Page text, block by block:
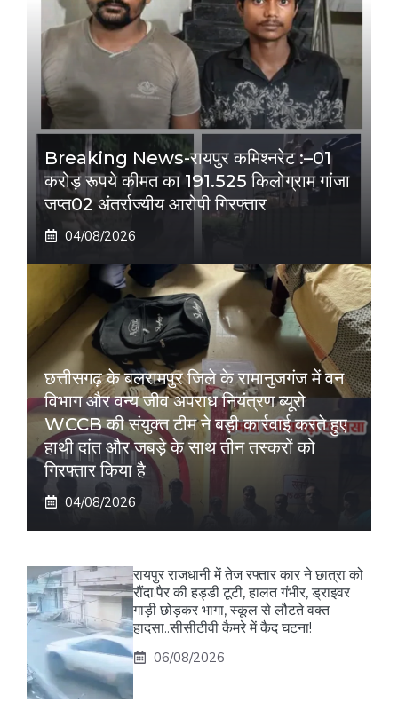
Breaking News-रायपुर कमिश्नरेट :–01
करोड़ रूपये कीमत का 191.525 किलोग्राम गांजा
जप्त02 अंतर्राज्यीय आरोपी गिरफ्तार
04/08/2026
छत्तीसगढ़ के बलरामपुर जिले के रामानुजगंज में वन
विभाग और वन्य जीव अपराध नियंत्रण ब्यूरो
WCCB की संयुक्त टीम ने बड़ी कार्रवाई करते हुए
हाथी दांत और जबड़े के साथ तीन तस्करों को
गिरफ्तार किया है
04/08/2026
रायपुर राजधानी में तेज रफ्तार कार ने छात्रा को
रौंदा:पैर की हड्डी टूटी, हालत गंभीर, ड्राइवर
गाड़ी छोड़कर भागा, स्कूल से लौटते वक्त
हादसा..सीसीटीवी कैमरे में कैद घटना!
06/08/2026